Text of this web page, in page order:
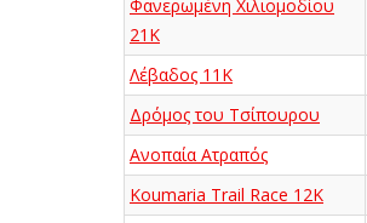
Φανερωμένη Χιλιομοδίου
21Κ
Λέβαδος 11K
Δρόμος του Τσίπουρου
Ανοπαία Ατραπός
Koumaria Trail Race 12K